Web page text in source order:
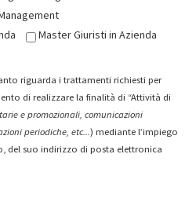
Master Giuristi in Azienda
riguarda i trattamenti richiesti per
di realizzare la finalità di “Attività di
e promozionali, comunicazioni
periodiche, etc...) mediante l’impiego
del suo indirizzo di posta elettronica